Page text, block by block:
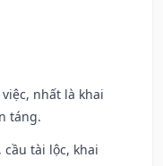
nhất là khai
táng.
cầu tài lộc, khai